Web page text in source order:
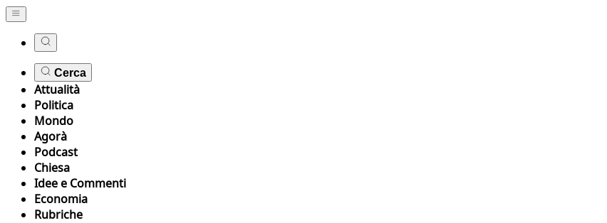
Cerca
Attualità
Politica
Mondo
Agorà
Podcast
Chiesa
Idee e Commenti
Economia
Rubriche